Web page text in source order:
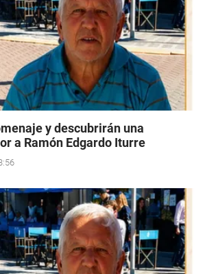
y descubrirán una
a Ramón Edgardo Iturre